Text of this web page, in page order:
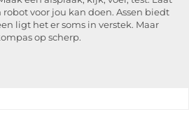
robot voor jou kan doen. Assen biedt
ligt het er soms in verstek. Maar
op scherp.